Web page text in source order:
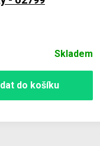
Skladem
do košíku